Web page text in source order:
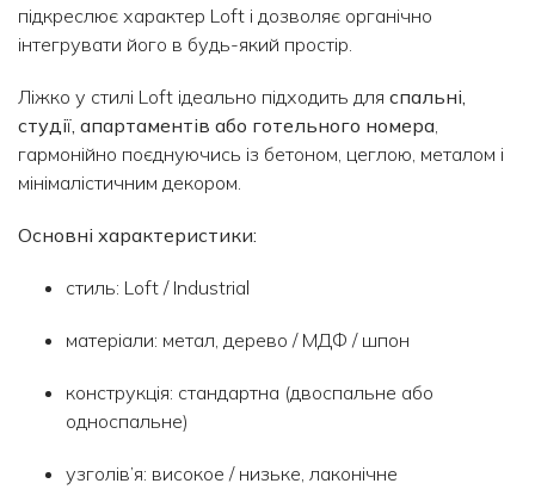
підкреслює характер Loft і дозволяє органічно
інтегрувати його в будь-який простір.
Ліжко у стилі Loft ідеально підходить для спальні,
студії, апартаментів або готельного номера,
гармонійно поєднуючись із бетоном, цеглою, металом і
мінімалістичним декором.
Основні характеристики:
стиль: Loft / Industrial
матеріали: метал, дерево / МДФ / шпон
конструкція: стандартна (двоспальне або
односпальне)
узголів’я: високое / низьке, лаконічне